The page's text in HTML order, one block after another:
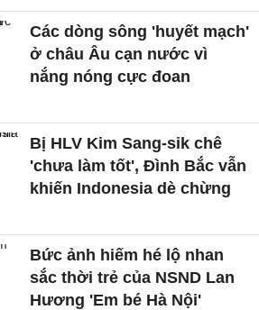
Các dòng sông 'huyết mạch'
ở châu Âu cạn nước vì
nắng nóng cực đoan
Bị HLV Kim Sang-sik chê
'chưa làm tốt', Đình Bắc vẫn
khiến Indonesia dè chừng
Bức ảnh hiếm hé lộ nhan
sắc thời trẻ của NSND Lan
Hương 'Em bé Hà Nội'